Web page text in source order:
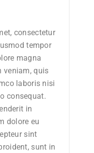
consectetur
tempor
magna
veniam, quis
laboris nisi
consequat.
in
dolore eu
sint
sunt in